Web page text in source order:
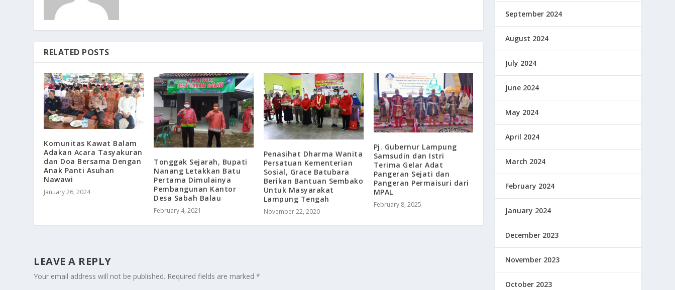
RELATED POSTS
Komunitas Kawat Balam
Adakan Acara Tasyakuran
dan Doa Bersama Dengan
Anak Panti Asuhan
Nawawi
January 26, 2024
Tonggak Sejarah, Bupati
Nanang Letakkan Batu
Pertama Dimulainya
Pembangunan Kantor
Desa Sabah Balau
February 4, 2021
Penasihat Dharma Wanita
Persatuan Kementerian
Sosial, Grace Batubara
Berikan Bantuan Sembako
Untuk Masyarakat
Lampung Tengah
November 22, 2020
Pj. Gubernur Lampung
Samsudin dan Istri
Terima Gelar Adat
Pangeran Sejati dan
Pangeran Permaisuri dari
MPAL
February 8, 2025
LEAVE A REPLY
Your email address will not be published. Required fields are marked*
September 2024
August 2024
July 2024
June 2024
May 2024
April 2024
March 2024
February 2024
January 2024
December 2023
November 2023
October 2023